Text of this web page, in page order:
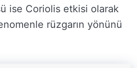
ise Coriolis etkisi olarak
rüzgarın yönünü